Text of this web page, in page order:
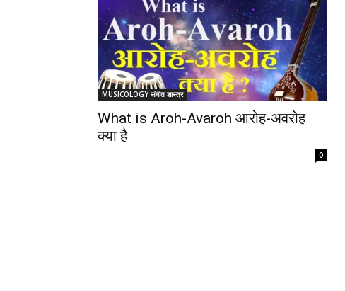
MUSICOLOGY संगीत शास्त्र
What is Aroh-Avaroh आरोह-अवरोह
क्या है
- 0